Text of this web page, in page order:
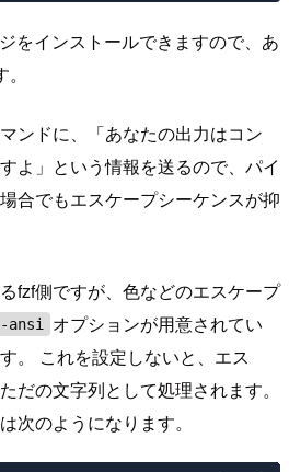
をインストールできますので、あ
ンドに、「あなたの出力はコン
よ」という情報を送るので、パイ
合でもエスケープシーケンスが抑
fzf側ですが、色などのエスケープ
ansi
オプションが用意されてい
。 これを設定しないと、エス
だの文字列として処理されます。
次のようになります。